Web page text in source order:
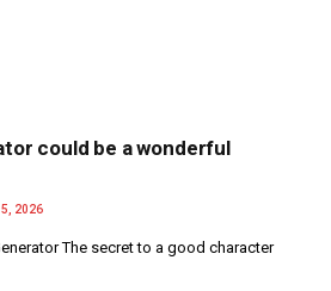
could be a wonderful
5, 2026
The secret to a good character